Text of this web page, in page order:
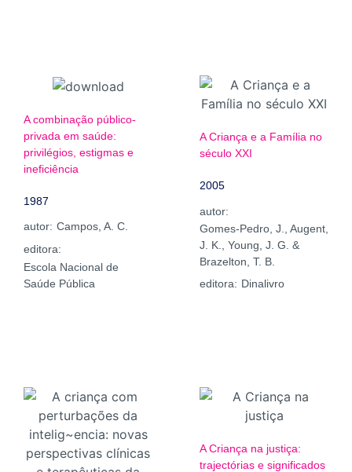
A combinação público-
privada em saúde:
privilégios, estigmas e
ineficiência
1987
autor: Campos, A. C.
editora:
Escola Nacional de
Saúde Pública
A Criança e a Família no
século XXI
2005
autor:
Gomes-Pedro, J., Augent,
J. K., Young, J. G. &
Brazelton, T. B.
editora: Dinalivro
A Criança na justiça:
trajectórias e significados